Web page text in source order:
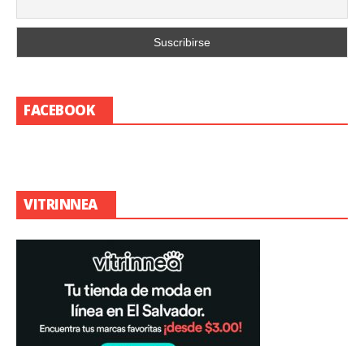
FACEBOOK
VITRINNEA